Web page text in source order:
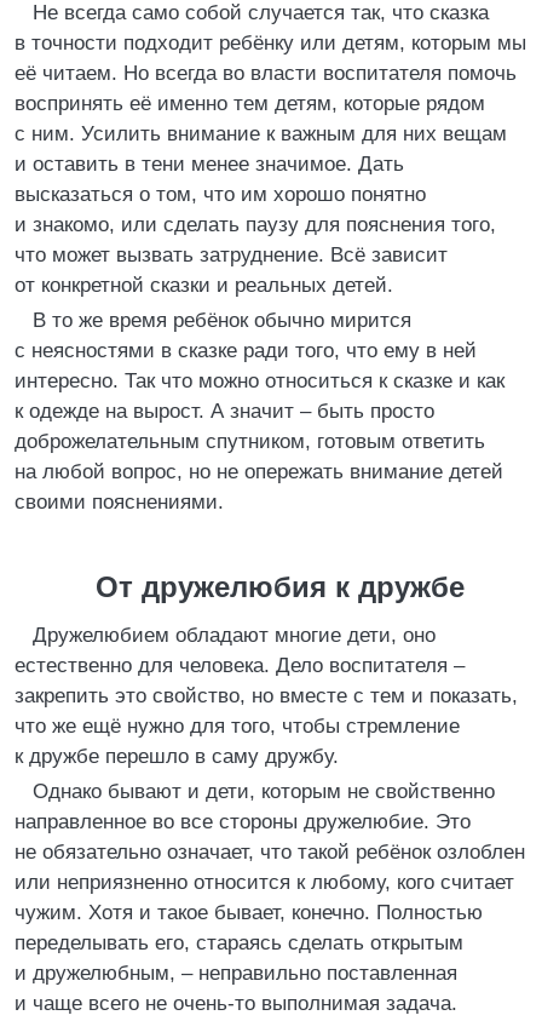
Не всегда само собой случается так, что сказка
в точности подходит ребёнку или детям, которым мы
её читаем. Но всегда во власти воспитателя помочь
воспринять её именно тем детям, которые рядом
с ним. Усилить внимание к важным для них вещам
и оставить в тени менее значимое. Дать
высказаться о том, что им хорошо понятно
и знакомо, или сделать паузу для пояснения того,
что может вызвать затруднение. Всё зависит
от конкретной сказки и реальных детей.
В то же время ребёнок обычно мирится
с неясностями в сказке ради того, что ему в ней
интересно. Так что можно относиться к сказке и как
к одежде на вырост. А значит – быть просто
доброжелательным спутником, готовым ответить
на любой вопрос, но не опережать внимание детей
своими пояснениями.
От дружелюбия к дружбе
Дружелюбием обладают многие дети, оно
естественно для человека. Дело воспитателя –
закрепить это свойство, но вместе с тем и показать,
что же ещё нужно для того, чтобы стремление
к дружбе перешло в саму дружбу.
Однако бывают и дети, которым не свойственно
направленное во все стороны дружелюбие. Это
не обязательно означает, что такой ребёнок озлоблен
или неприязненно относится к любому, кого считает
чужим. Хотя и такое бывает, конечно. Полностью
переделывать его, стараясь сделать открытым
и дружелюбным, – неправильно поставленная
и чаще всего не очень-то выполнимая задача.